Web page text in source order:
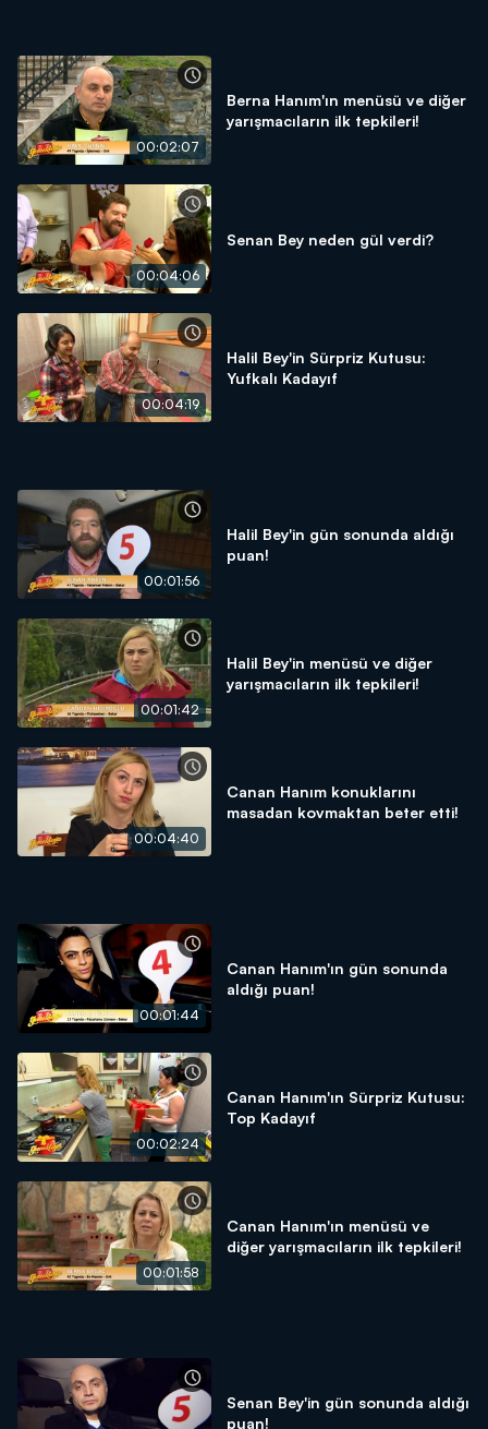
00:02:07
Berna Hanım'ın menüsü ve diğer
yarışmacıların ilk tepkileri!
00:04:06
Senan Bey neden gül verdi?
00:04:19
Halil Bey'in Sürpriz Kutusu:
Yufkalı Kadayıf
00:01:56
Halil Bey'in gün sonunda aldığı
puan!
00:01:42
Halil Bey'in menüsü ve diğer
yarışmacıların ilk tepkileri!
00:04:40
Canan Hanım konuklarını
masadan kovmaktan beter etti!
00:01:44
Canan Hanım'ın gün sonunda
aldığı puan!
00:02:24
Canan Hanım'ın Sürpriz Kutusu:
Top Kadayıf
00:01:58
Canan Hanım'ın menüsü ve
diğer yarışmacıların ilk tepkileri!
Senan Bey'in gün sonunda aldığı
puan!